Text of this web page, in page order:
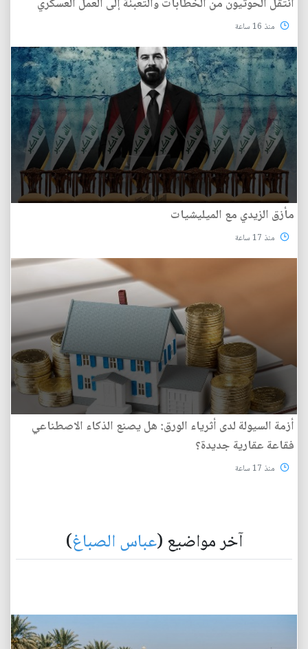
انتقل الحوثيون من الخطابات والتعبئة إلى العمل العسكري
منذ 16 ساعة
مأزق الزيدي مع الميليشيات
منذ 17 ساعة
أزمة السيولة لدى أثرياء الورق: هل يصنع الذكاء الاصطناعي
فقاعة عقارية جديدة؟
منذ 17 ساعة
آخر مواضيع (عباس الصباغ)